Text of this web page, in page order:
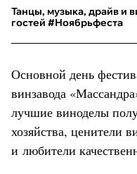
Танцы, музыка, драйв и
гостей #Ноябрьфеста
Основной день
винзавода
лучшие виноделы
хозяйства, ценители
и любители